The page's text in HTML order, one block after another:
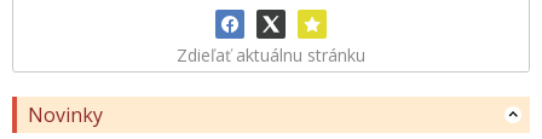
Zdieľať aktuálnu stránku
Novinky